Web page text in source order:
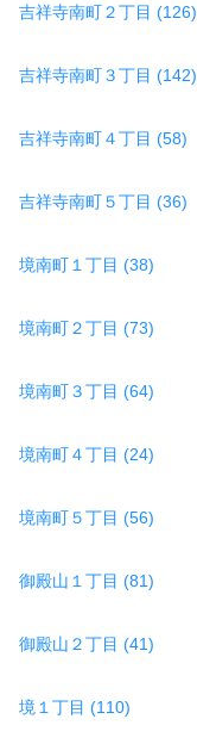
吉祥寺南町２丁目 (126)
吉祥寺南町３丁目 (142)
吉祥寺南町４丁目 (58)
吉祥寺南町５丁目 (36)
境南町１丁目 (38)
境南町２丁目 (73)
境南町３丁目 (64)
境南町４丁目 (24)
境南町５丁目 (56)
御殿山１丁目 (81)
御殿山２丁目 (41)
境１丁目 (110)